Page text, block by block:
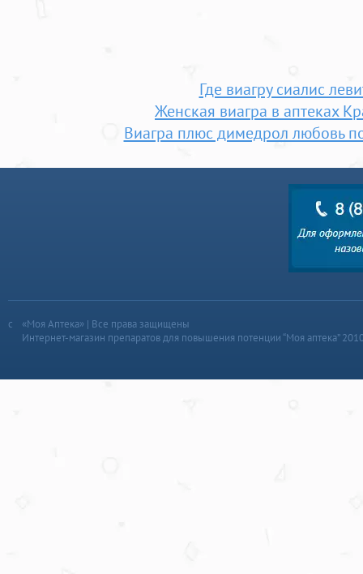
Где виагру сиалис
Женская виагра в аптеках
Виагра плюс димедрол любовь
«Моя Аптека» | Все права защищены
Интернет-магазин препаратов для повышения потенции “Моя аптека”